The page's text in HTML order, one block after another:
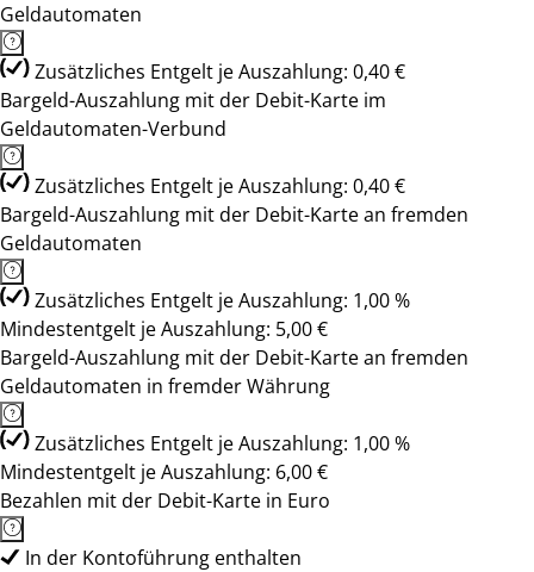
Geldautomaten
Zusätzliches Entgelt je Auszahlung: 0,40 €
Bargeld-Auszahlung mit der Debit-Karte im
Geldautomaten-Verbund
Zusätzliches Entgelt je Auszahlung: 0,40 €
Bargeld-Auszahlung mit der Debit-Karte an fremden
Geldautomaten
Zusätzliches Entgelt je Auszahlung: 1,00 %
Mindestentgelt je Auszahlung: 5,00 €
Bargeld-Auszahlung mit der Debit-Karte an fremden
Geldautomaten in fremder Währung
Zusätzliches Entgelt je Auszahlung: 1,00 %
Mindestentgelt je Auszahlung: 6,00 €
Bezahlen mit der Debit-Karte in Euro
In der Kontoführung enthalten